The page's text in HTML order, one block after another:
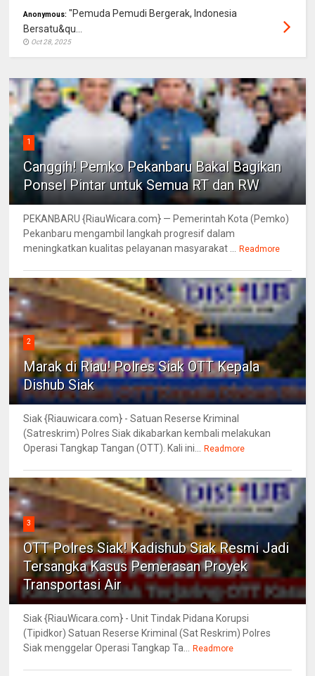
Anonymous: "Pemuda Pemudi Bergerak, Indonesia
Bersatu&qu...
Oct 28, 2025
1
Canggih! Pemko Pekanbaru Bakal Bagikan
Ponsel Pintar untuk Semua RT dan RW
PEKANBARU {RiauWicara.com} — Pemerintah Kota (Pemko)
Pekanbaru mengambil langkah progresif dalam
meningkatkan kualitas pelayanan masyarakat ...
Readmore
2
Marak di Riau! Polres Siak OTT Kepala
Dishub Siak
Siak {Riauwicara.com} - Satuan Reserse Kriminal
(Satreskrim) Polres Siak dikabarkan kembali melakukan
Operasi Tangkap Tangan (OTT). Kali ini...
Readmore
3
OTT Polres Siak! Kadishub Siak Resmi Jadi
Tersangka Kasus Pemerasan Proyek
Transportasi Air
Siak {RiauWicara.com} - Unit Tindak Pidana Korupsi
(Tipidkor) Satuan Reserse Kriminal (Sat Reskrim) Polres
Siak menggelar Operasi Tangkap Ta...
Readmore